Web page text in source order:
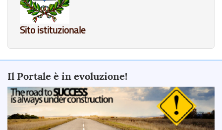
Sito istituzionale
Il Portale è in evoluzione!